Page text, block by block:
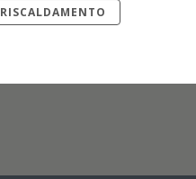
RISCALDAMENTO